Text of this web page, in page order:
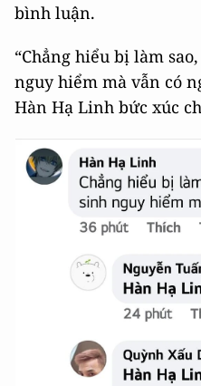
bình luận.
“Chẳng hiểu bị làm
nguy hiểm mà vẫn có
Hàn Hạ Linh bức xúc